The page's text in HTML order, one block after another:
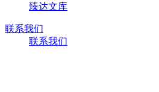
臻达文库
联系我们
联系我们